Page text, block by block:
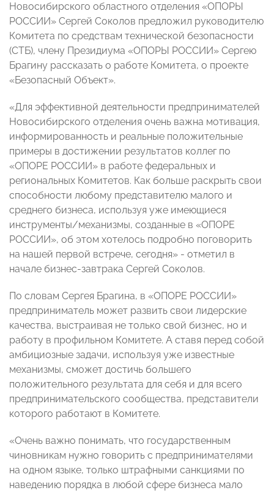
Новосибирского областного отделения «ОПОРЫ
РОССИИ» Сергей Соколов предложил руководителю
Комитета по средствам технической безопасности
(СТБ), члену Президиума «ОПОРЫ РОССИИ» Сергею
Брагину рассказать о работе Комитета, о проекте
«Безопасный Объект».
«Для эффективной деятельности предпринимателей
Новосибирского отделения очень важна мотивация,
информированность и реальные положительные
примеры в достижении результатов коллег по
«ОПОРЕ РОССИИ» в работе федеральных и
региональных Комитетов. Как больше раскрыть свои
способности любому представителю малого и
среднего бизнеса, используя уже имеющиеся
инструменты/механизмы, созданные в «ОПОРЕ
РОССИИ», об этом хотелось подробно поговорить
на нашей первой встрече, сегодня» - отметил в
начале бизнес-завтрака Сергей Соколов.
По словам Сергея Брагина, в «ОПОРЕ РОССИИ»
предприниматель может развить свои лидерские
качества, выстраивая не только свой бизнес, но и
работу в профильном Комитете. А ставя перед собой
амбициозные задачи, используя уже известные
механизмы, сможет достичь большего
положительного результата для себя и для всего
предпринимательского сообщества, представители
которого работают в Комитете.
«Очень важно понимать, что государственным
чиновникам нужно говорить с предпринимателями
на одном языке, только штрафными санкциями по
наведению порядка в любой сфере бизнеса мало